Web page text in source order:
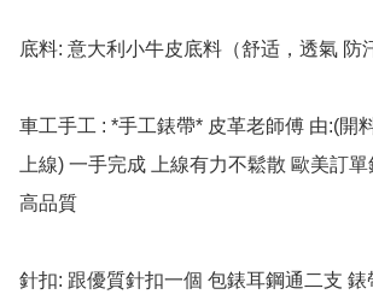
底料: 意大利小牛皮底料（舒适，透氣 防
車工手工 : *手工錶帶* 皮革老師傅 由:(開
上線) 一手完成 上線有力不鬆散 歐美訂
高品質
針扣: 跟優質針扣一個 包錶耳鋼通二支